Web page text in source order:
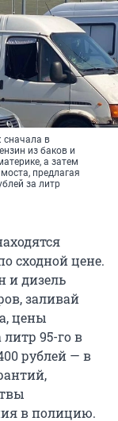
сначала в
из баков и
а затем
предлагая
за литр
сходной цене.
и дизель
заливай
цены
95-го в
рублей — в
в полицию.